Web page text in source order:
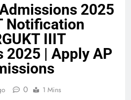
2025
Notification
IIIT
2025 | Apply AP
0 1 Mins